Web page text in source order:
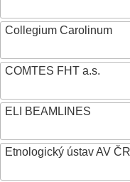
Collegium Carolinum
COMTES FHT a.s.
ELI BEAMLINES
Etnologický ústav AV